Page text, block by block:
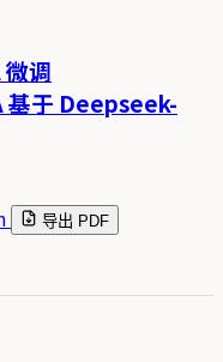
调
基于 Deepseek-
导出 PDF